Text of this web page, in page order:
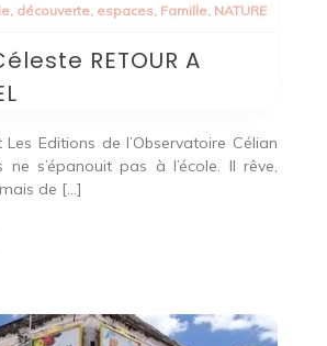
, découverte, espaces, Famille, NATURE
RETOUR A
Editions de l’Observatoire Célian
s’épanouit pas à l’école. Il rêve,
de […]